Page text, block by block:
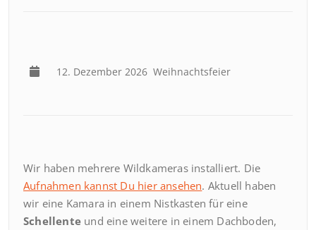
12. Dezember 2026 Weihnachtsfeier
Wir haben mehrere Wildkameras installiert. Die
Aufnahmen kannst Du hier ansehen. Aktuell haben
wir eine Kamara in einem Nistkasten für eine
Schellente und eine weitere in einem Dachboden,